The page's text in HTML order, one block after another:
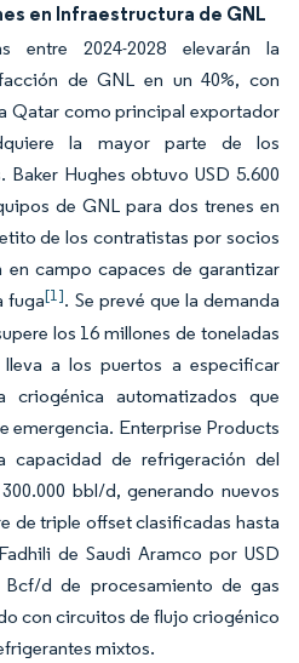
en Infraestructura de GNL
entre 2024-2028 elevarán la
de GNL en un 40%, con
Qatar como principal exportador
la mayor parte de los
Baker Hughes obtuvo USD 5.600
de GNL para dos trenes en
de los contratistas por socios
en campo capaces de garantizar
fuga[1]. Se prevé que la demanda
los 16 millones de toneladas
a los puertos a especificar
criogénica automatizados que
emergencia. Enterprise Products
capacidad de refrigeración del
bbl/d, generando nuevos
de triple offset clasificadas hasta
de Saudi Aramco por USD
Bcf/d de procesamiento de gas
con circuitos de flujo criogénico
mixtos.